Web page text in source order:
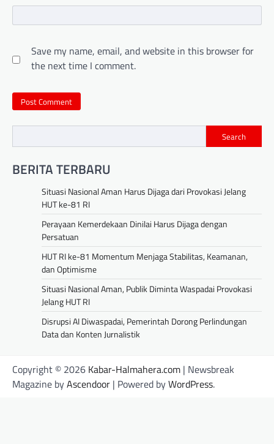
Save my name, email, and website in this browser for
the next time I comment.
Search
BERITA TERBARU
Situasi Nasional Aman Harus Dijaga dari Provokasi Jelang
HUT ke-81 RI
Perayaan Kemerdekaan Dinilai Harus Dijaga dengan
Persatuan
HUT RI ke-81 Momentum Menjaga Stabilitas, Keamanan,
dan Optimisme
Situasi Nasional Aman, Publik Diminta Waspadai Provokasi
Jelang HUT RI
Disrupsi AI Diwaspadai, Pemerintah Dorong Perlindungan
Data dan Konten Jurnalistik
Copyright © 2026 Kabar-Halmahera.com | Newsbreak
Magazine byAscendoor | Powered byWordPress.